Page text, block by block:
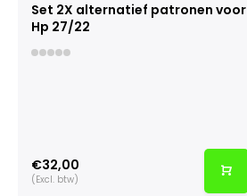
Set 2X alternatief patronen voor
Hp 27/22
€32,00
(Excl. btw)